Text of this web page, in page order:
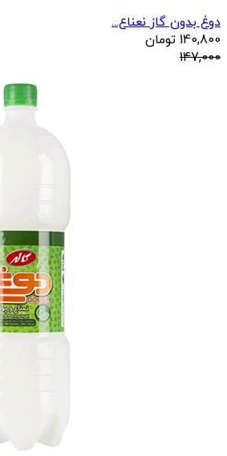
دوغ بدون گاز نعناع...
140,800 تومان
147,000